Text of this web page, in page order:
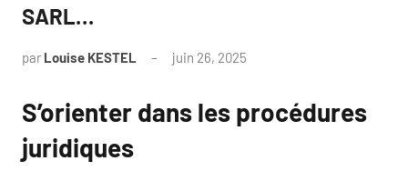
SARL…
par Louise KESTEL juin 26, 2025
S’orienter dans les procédures
juridiques